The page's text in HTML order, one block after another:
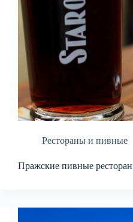
Рестораны и пивные
Пражские пивные